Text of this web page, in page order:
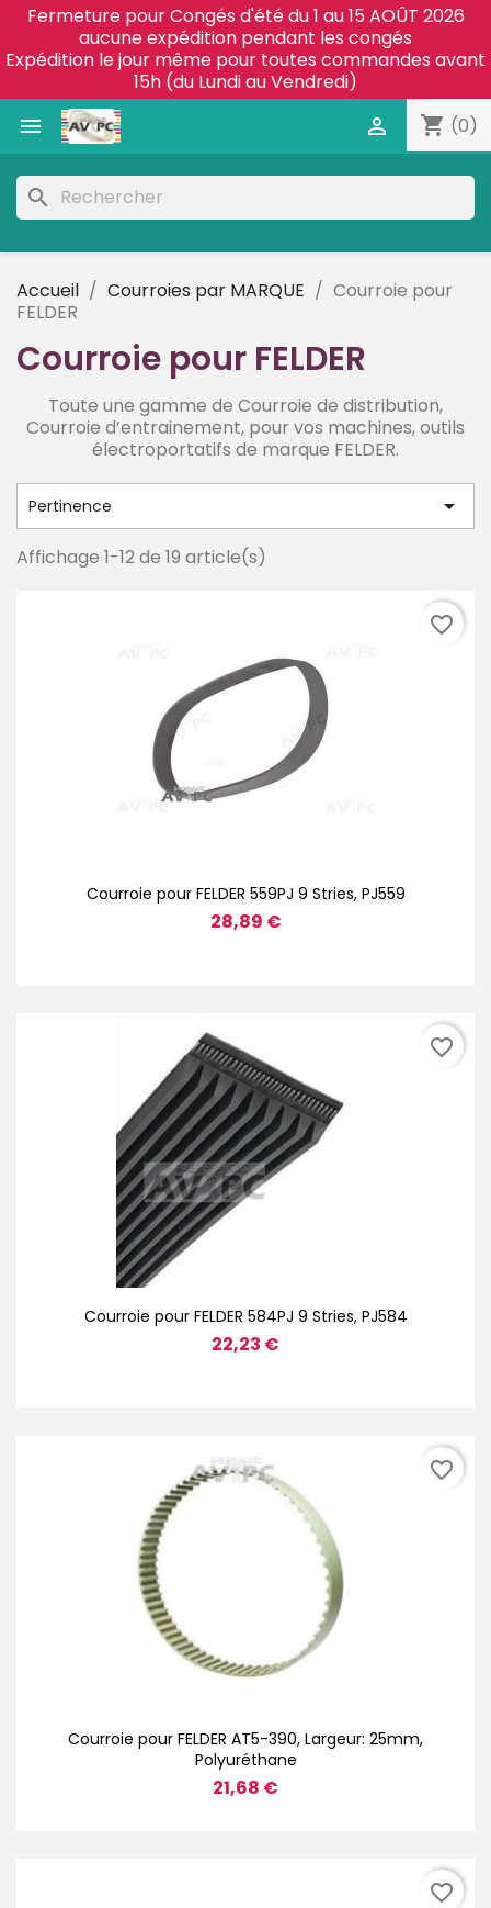
Fermeture pour Congés d'été du 1 au 15 AOÛT 2026
aucune expédition pendant les congés
Expédition le jour même pour toutes commandes avant
15h (du Lundi au Vendredi)
 shopping_cart (0)

search
Accueil Courroies par MARQUE
Courroie pour
FELDER
Courroie pour FELDER
Toute une gamme de Courroie de distribution,
Courroie d’entrainement, pour vos machines, outils
électroportatifs de marque FELDER.
Pertinence 
Affichage 1-12 de 19 article(s)
Courroie pour FELDER 559PJ 9 Stries, PJ559
28,89 €
favorite_border
Courroie pour FELDER 584PJ 9 Stries, PJ584
22,23 €
favorite_border
Courroie pour FELDER AT5-390, Largeur: 25mm,
Polyuréthane
21,68 €
favorite_border
favorite_border